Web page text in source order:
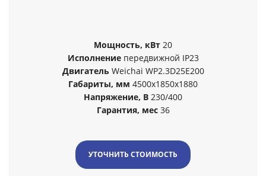
Мощность, кВт 20
Исполнениепередвижной IP23
Двигатель Weichai WP2.3D25E200
Габариты, мм 4500x1850x1880
Напряжение, В 230/400
Гарантия, мес 36
УТОЧНИТЬ СТОИМОСТЬ